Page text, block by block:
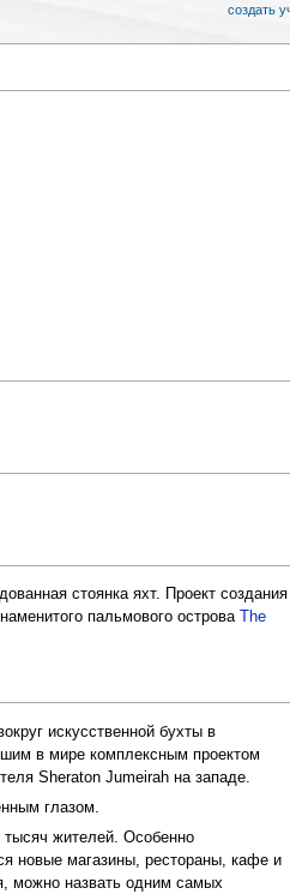
стоянка яхт. Проект создания
пальмового острова
The
искусственной бухты в
в мире комплексным проектом
Sheraton Jumeirah на западе.
глазом.
тысяч жителей. Особенно
новые магазины, рестораны, кафе и
можно назвать одним самых
создать